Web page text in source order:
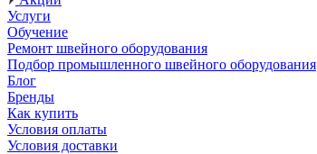
Услуги
Обучение
Ремонт швейного оборудования
Подбор промышленного швейного оборудования
Блог
Бренды
Как купить
Условия оплаты
Условия доставки